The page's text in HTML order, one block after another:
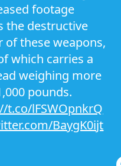
footage
the destructive
of these weapons,
which carries a
weighing more
pounds.
t.co/lFSWOpnkrQ
BaygK0ijt